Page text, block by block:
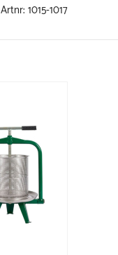
Artnr: 1015-1017